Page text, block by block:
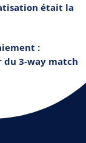
était la
:
du 3-way match